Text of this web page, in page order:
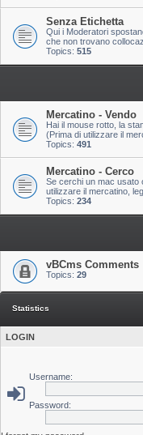
Senza Etichetta
Qui i Moderatori
che non trovano
Topics: 515
Mercatino - Vendo
Hai il mouse rotto, la
(Prima di utilizzare il
Topics: 491
Mercatino - Cerco
Se cerchi un mac usato
utilizzare il mercatino,
Topics: 234
vBCms Comments
Topics: 29
Statistics
LOGIN
Username:
Password: